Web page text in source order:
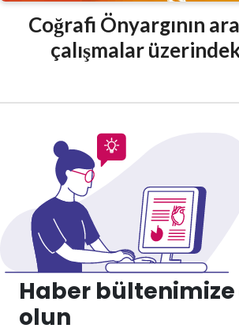
Coğrafi Önyargının
çalışmalar
Haber
olun